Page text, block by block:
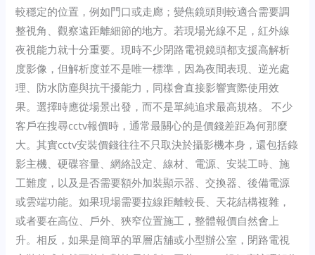
較穩定的位置，例如門口或走廊；變焦鏡頭則較適合需要調
整視角、觀察遠距離細節的地方。若現場光線不足，紅外線
夜視能力就十分重要。現時不少閉路電視鏡頭都支援高解析
度影像，但解析度並不是唯一標準，因為夜間表現、逆光處
理、防水防塵與抗干擾能力，同樣會直接影響實際使用效
果。選擇時應從場景出發，而不是單純追求最高規格。 不少
客戶在搜尋cctv報價時，通常最關心的是價錢差距為何那麼
大。其實cctv安裝價錢往往不只取決於攝影機本身，還包括錄
影主機、硬碟容量、網絡設定、線材、電源、安裝工時、施
工難度，以及是否需要額外加裝顯示器、交換器、後備電源
或雲端功能。如果現場需要拉線距離較長、天花結構複雜，
或者要在高位、戶外、狹窄位置施工，整體報價自然會上
升。相反，如果是簡單的單層店舖或小型辦公室，閉路電視